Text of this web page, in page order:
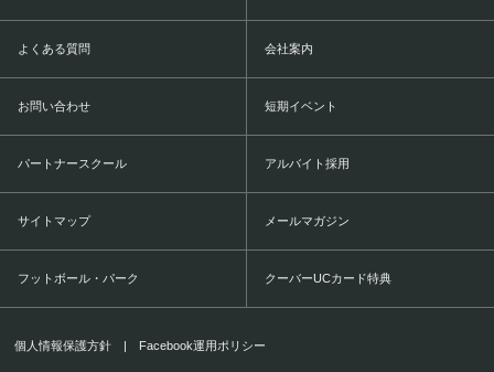
よくある質問 会社案内
お問い合わせ 短期イベント
パートナースクール アルバイト採用
サイトマップ メールマガジン
フットボール・パーク クーバーUCカード特典
個人情報保護方針 | Facebook運用ポリシー